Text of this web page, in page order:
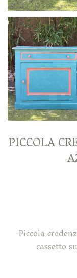
PICCOLA
Piccola
cassetto